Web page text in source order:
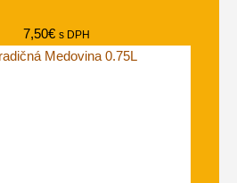
7,50€ s DPH